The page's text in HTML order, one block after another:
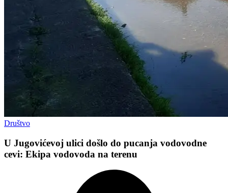
Društvo
U Jugovićevoj ulici došlo do pucanja vodovodne
cevi: Ekipa vodovoda na terenu